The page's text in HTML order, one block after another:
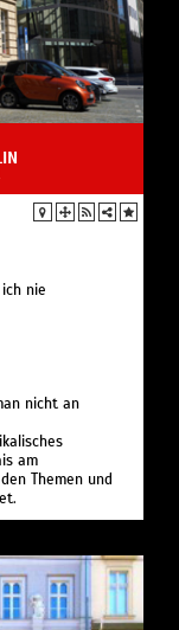
ich nie
nicht an
am
Themen und